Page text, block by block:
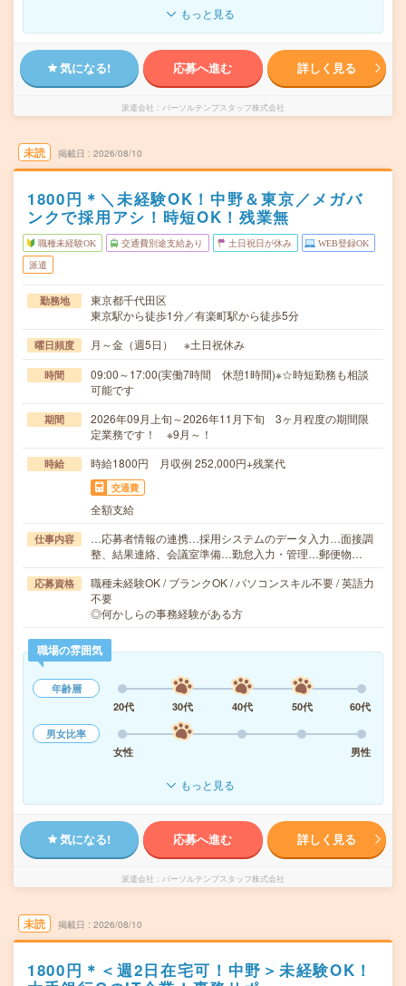
もっと見る
気になる! 応募へ進む 詳しく見る
派遣会社 パーソルテンプスタッフ株式会社
未読 掲載日 2026/08/10
1800円＊＼未経験OK！中野＆東京／メガバ
ンクで採用アシ！時短OK！残業無
職種未経験OK 交通費別途支給あり 土日祝日が休み WEB登録OK
派遣
勤務地
東京都千代田区
東京駅から徒歩1分／有楽町駅から徒歩5分
曜日頻度 月～金（週5日） ※土日祝休み
時間
09:00～17:00(実働7時間 休憩1時間)※☆時短勤務も相談
可能です
期間
2026年09月上旬～2026年11月下旬 3ヶ月程度の期間限
定業務です！ ※9月～！
時給 時給1800円 月収例 252,000円+残業代
交通費
全額支給
仕事内容
…応募者情報の連携…採用システムのデータ入力…面接調
整、結果連絡、会議室準備…勤怠入力・管理…郵便物…
応募資格
職種未経験OK / ブランクOK / パソコンスキル不要 / 英語力
不要
◎何かしらの事務経験がある方
職場の雰囲気
年齢層
20代
30代 40代 50代
60代
男女比率
女性
男性
もっと見る
気になる! 応募へ進む 詳しく見る
派遣会社 パーソルテンプスタッフ株式会社
未読 掲載日 2026/08/10
1800円＊＜週2日在宅可！中野＞未経験OK！